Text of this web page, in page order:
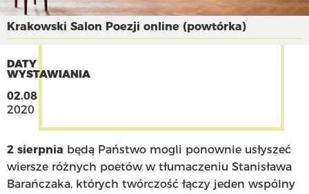
Krakowski Salon Poezji online (powtórka)
DATY
WYSTAWIANIA
02.08
2020
2 sierpnia będą Państwo mogli ponownie usłyszeć
wiersze różnych poetów w tłumaczeniu Stanisława
Barańczaka, których twórczość łączy jeden wspólny